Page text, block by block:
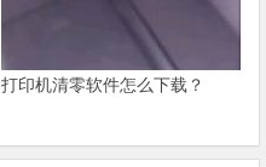
打印机清零软件怎么下载？